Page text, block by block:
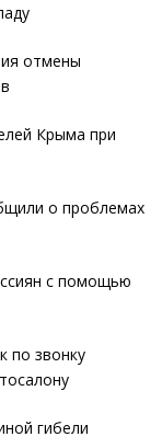
отмены
Крыма при
о проблемах
с помощью
по звонку
гибели